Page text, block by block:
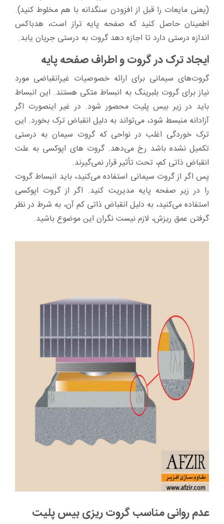
(یعنی مایعات را قبل از افزودن سنگدانه با هم مخلوط کنید).
اطمینان حاصل کنید که صفحه پایه تراز است، هدباکس
اندازه درستی دارد تا اجازه دهد گروت به درستی جریان یابد.
ایجاد ترک در گروت و اطراف صفحه پایه
گروت‌های سیمانی برای ارائه خصوصیات غیر‌انقباضی مورد
نیاز برای گروت بلبرینگ به انبساط متکی هستند. این انبساط
باید در زیر بیس پلیت محصور شود. در غیر اینصورت اگر
آزادانه منبسط شود، می‌تواند به دلیل انقباض ترک بخورد. این
ترک خوردگی اغلب در نواحی که گروت سیمان به درستی
تکمیل نشده باشد رخ می‌دهد. گروت های اپوکسی به علت
انقباض ذاتی کم، تحت تأثیر قرار نمی‌گیرند.
پس اگر از گروت سیمانی استفاده می‌کنید، باید انبساط گروت
را در زیر صفحه پایه مدیریت کنید. اگر از گروت اپوکسی
استفاده می‌کنید، به دلیل انقباض ذاتی کم آن، به شرط در نظر
گرفتن عمق ریزش، لازم نیست نگران این موضوع باشید.
عدم روانی مناسب گروت ریزی بیس پلیت